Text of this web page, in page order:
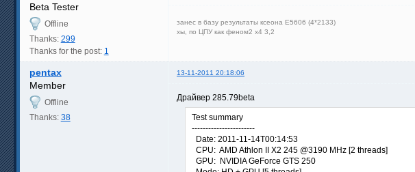
Beta Tester
Offline
Thanks: 299
Thanks for the post: 1
занес в базу результаты ксеона Е5606 (4*2133)
хы, по ЦПУ как феном2 х4 3,2
pentax 13-11-2011 20:18:06
Member
Offline
Thanks: 38
Драйвер 285.79beta
Test summary
-----------------------
Date: 2011-11-14T00:14:53
CPU: AMD Athlon II X2 245 @3190 MHz [2 threads]
GPU: NVIDIA GeForce GTS 250